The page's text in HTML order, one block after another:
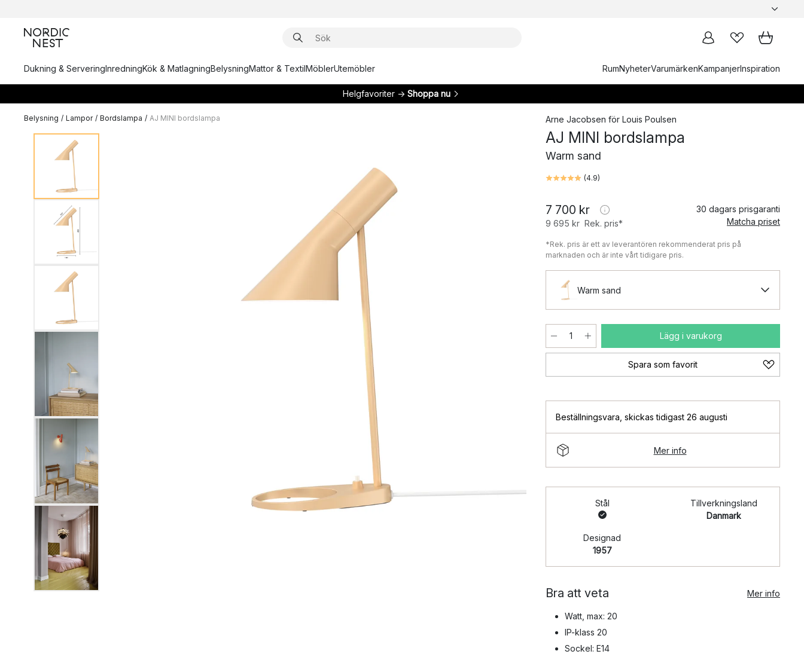
Dukning & ServeringInredningKök & MatlagningBelysningMattor & TextilMöblerUtemöbler RumNyheterVarumärkenKampanjerInspiration
Helgfavoriter → Shoppa nu
Belysning / Lampor / Bordslampa / AJ MINI bordslampa Arne Jacobsen för Louis Poulsen
AJ MINI bordslampa
Warm sand
(4.9)
7 700 kr
9 695 kr Rek. pris*
30 dagars prisgaranti
Matcha priset
*Rek. pris är ett av leverantören rekommenderat pris på
marknaden och är inte vårt tidigare pris.
Warm sand
Lägg i varukorg
Spara som favorit
Beställningsvara skickas tidigast 26 augusti
Mer info
Stål
Tillverkningsland
Danmark
Designad
1957
Bra att veta Mer info
Watt, max: 20
IP-klass 20
Sockel: E14